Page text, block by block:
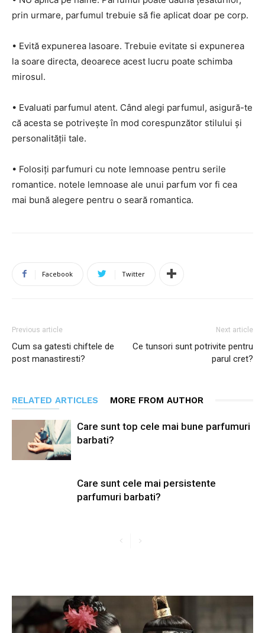
prin urmare, parfumul trebuie să fie aplicat doar pe corp.
• Evită expunerea lasoare. Trebuie evitate si expunerea
la soare directa, deoarece acest lucru poate schimba
mirosul.
• Evaluati parfumul atent. Când alegi parfumul, asigură-te
că acesta se potrivește în mod corespunzător stilului și
personalității tale.
• Folosiți parfumuri cu note lemnoase pentru serile
romantice. notele lemnoase ale unui parfum vor fi cea
mai bună alegere pentru o seară romantica.
Facebook Twitter
Previous article
Cum sa gatesti chiftele de
post manastiresti?
Next article
Ce tunsori sunt potrivite pentru
parul cret?
RELATED ARTICLES MORE FROM AUTHOR
Care sunt top cele mai bune parfumuri
barbati?
Care sunt cele mai persistente
parfumuri barbati?